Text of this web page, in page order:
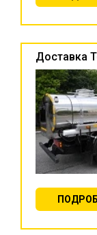
Доставка